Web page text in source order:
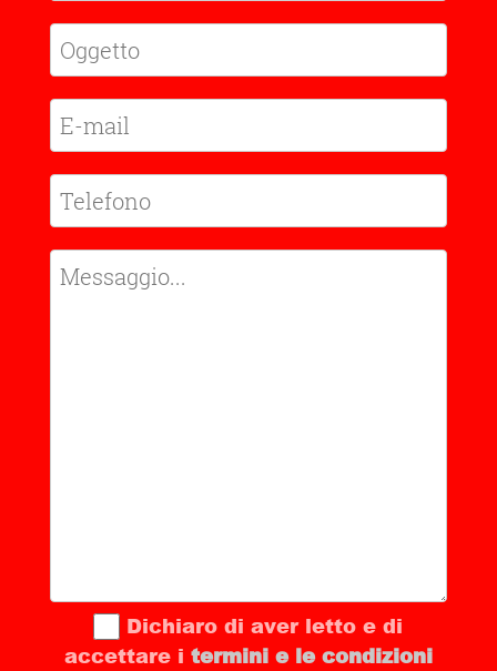
Dichiaro di aver letto e di
accettare i termini e le condizioni